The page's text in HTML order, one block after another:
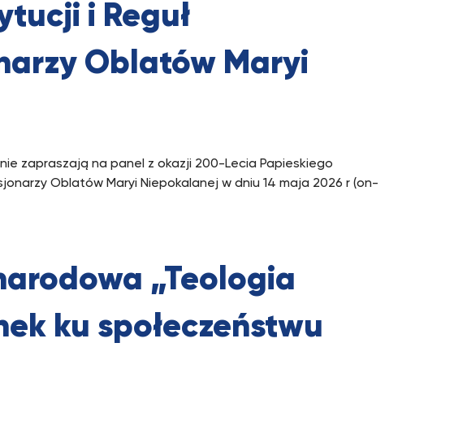
i Reguł
Oblatów Maryi
zapraszają na panel z okazji 200-Lecia Papieskiego
Oblatów Maryi Niepokalanej w dniu 14 maja 2026 r (on-
„Teologia
ku społeczeństwu